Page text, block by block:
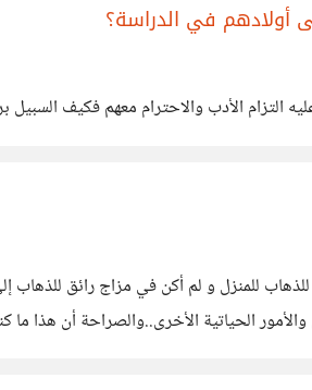
أولادهم في الدراسة؟
الأدب والاحترام معهم فكيف السبيل
للمنزل و لم أكن في مزاج رائق للذهاب
الحياتية الأخرى..والصراحة أن هذا